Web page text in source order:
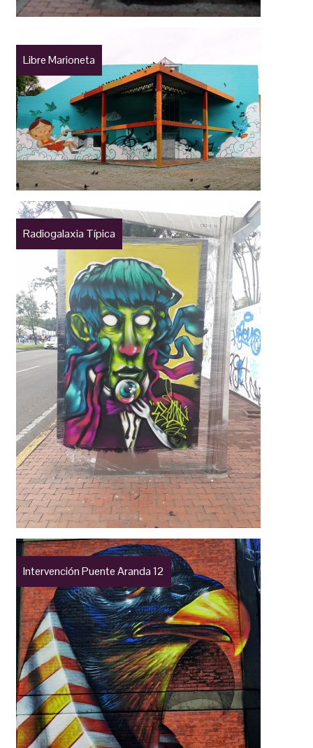
Libre Marioneta
Radiogalaxia Típica
Intervención Puente Aranda 12